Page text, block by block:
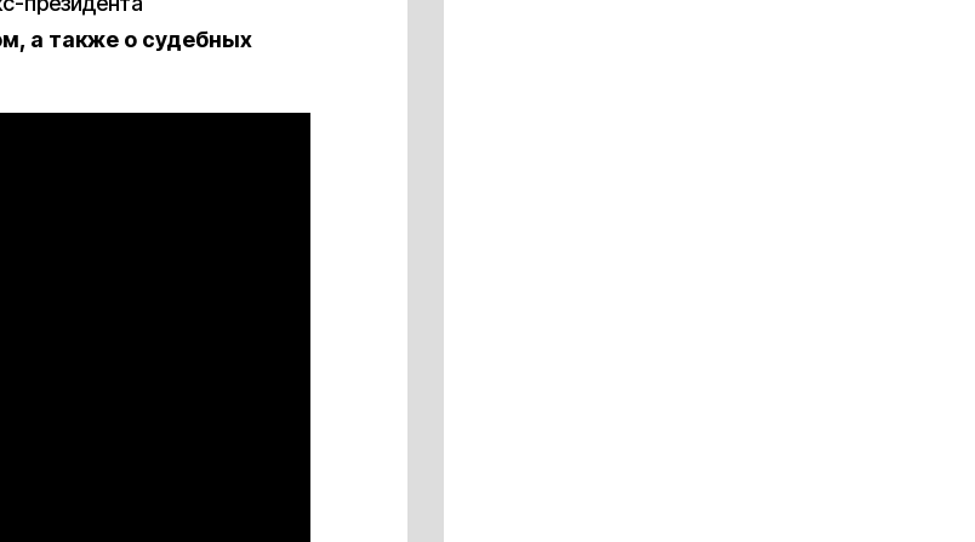
а также о судебных